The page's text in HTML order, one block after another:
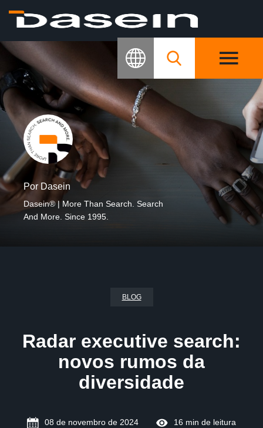
Por Dasein
Dasein® | More Than Search. Search
And More. Since 1995.
BLOG
Radar executive search:
novos rumos da
diversidade
08 de novembro de 2024 16 min de leitura